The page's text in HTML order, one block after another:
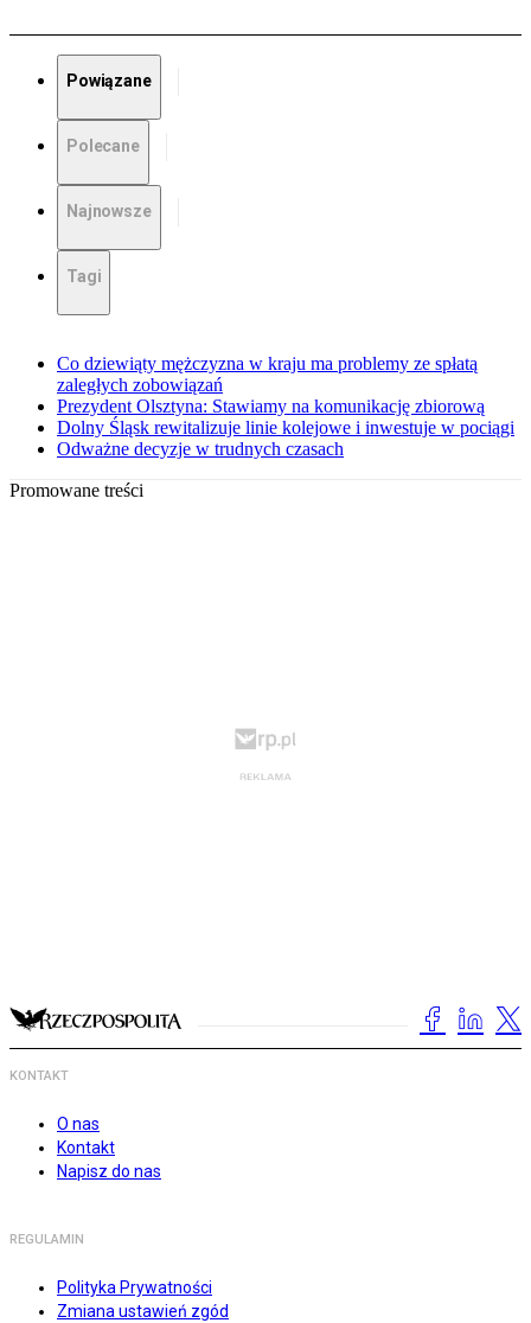
Powiązane
Polecane
Najnowsze
Tagi
Co dziewiąty mężczyzna w kraju ma problemy ze spłatą
zaległych zobowiązań
Prezydent Olsztyna: Stawiamy na komunikację zbiorową
Dolny Śląsk rewitalizuje linie kolejowe i inwestuje w pociągi
Odważne decyzje w trudnych czasach
Promowane treści
KONTAKT
O nas
Kontakt
Napisz do nas
REGULAMIN
Polityka Prywatności
Zmiana ustawień zgód